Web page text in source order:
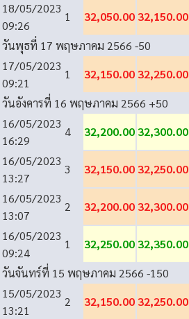
18/05/2023
09:26
1 32,050.00 32,150.00
วันพุธที่ 17 พฤษภาคม 2566 -50
17/05/2023
09:21
1 32,150.00 32,250.00
วันอังคารที่ 16 พฤษภาคม 2566 +50
16/05/2023
16:29
4 32,200.00 32,300.00
16/05/2023
13:27
3 32,150.00 32,250.00
16/05/2023
13:07
2 32,200.00 32,300.00
16/05/2023
09:24
1 32,250.00 32,350.00
วันจันทร์ที่ 15 พฤษภาคม 2566 -150
15/05/2023
13:21
2 32,150.00 32,250.00